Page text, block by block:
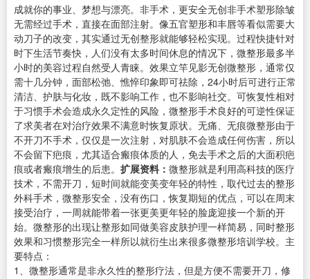
成就你的事业、梦想与漂亮。非手术，更安全无创非手术塑形除皱
无需经过手术，直接在面部注射。像五官塑形和丰唇等看似需要大
动刀子的改变，其实通过无创整形就能够轻松实现。过程快捷针对
时下生活节奏快，人们没有太多时间休息的情况下，微整形最多半
小时的美容过程自然受人青睐。效果立竿见影无创微整形，通常仅
需十几分钟，面部松弛、憔悴印象即可祛除，24小时后可进行正常
清洁、护肤与化妆，既不影响工作，也不影响社交。可恢复性相对
于习惯手术会造成永久定性的风险，微整形手术良好的可逆性保证
了求美者在对治疗效果不满意时恢复原状。无痛、无痕微整形由于
不开刀不手术，仅仅是一次注射，对肌肤不会造成任何伤害，所以
不会留下疤痕，尤其适合瘢痕体质的人，免去手术之后的大面积疤
痕或者瘢痕增生的后患。 扩展资料： 微整形就是利用高科技的医疗
技术，不需开刀，短时间就能变美变年轻的特性，取代过去的整形
外科手术，微整形安全，没有伤口，恢复期短的优点，可以在周末
接受治疗，一周就能带着一张更美更年轻的脸庞迎接一个新的开
始。微整形的出现让整形如同做美容皮肤护理一样简易，同时整形
效果和习惯整形完全一样所以就衍生出来很多微整形培训学校。主
要特点：
1、微整形通常是非永久性的整形疗法，但是方便不需要开刀，修